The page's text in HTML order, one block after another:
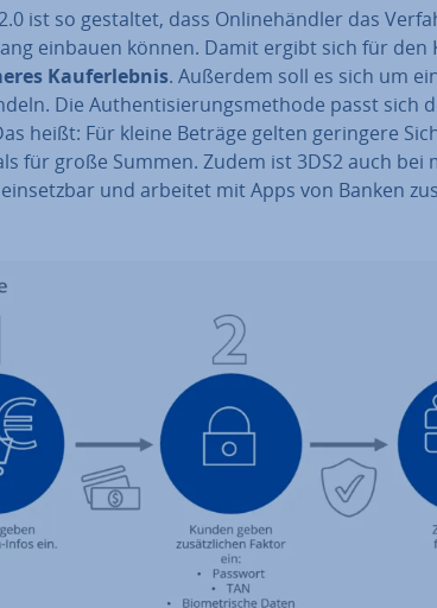
ist so gestaltet, dass On­line­händ­ler das
einbauen können. Damit ergibt sich für den
Kauf­erleb­nis. Außerdem soll es sich um
Die Au­then­ti­sie­rungs­me­tho­de passt sich
heißt: Für kleine Beträge gelten geringere
für große Summen. Zudem ist 3DS2 auch bei
und arbeitet mit Apps von Banken